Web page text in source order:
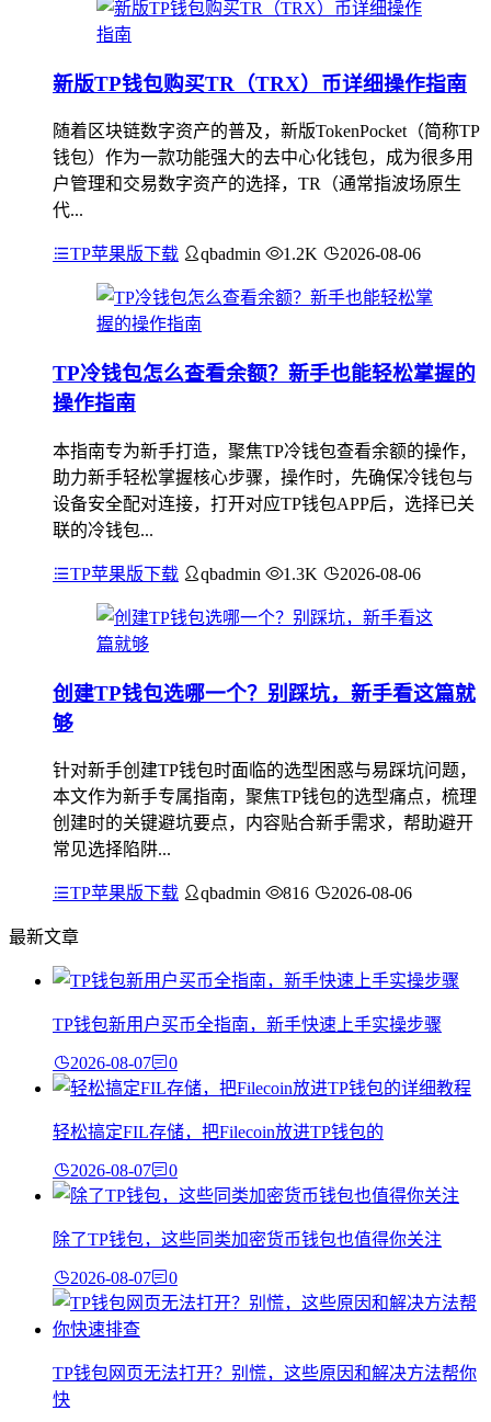
新版TP钱包购买TR（TRX）币详细操作指南
随着区块链数字资产的普及，新版TokenPocket（简称TP
钱包）作为一款功能强大的去中心化钱包，成为很多用
户管理和交易数字资产的选择，TR（通常指波场原生
代...
TP苹果版下载 qbadmin 1.2K 2026-08-06
TP冷钱包怎么查看余额？新手也能轻松掌握的
操作指南
本指南专为新手打造，聚焦TP冷钱包查看余额的操作，
助力新手轻松掌握核心步骤，操作时，先确保冷钱包与
设备安全配对连接，打开对应TP钱包APP后，选择已关
联的冷钱包...
TP苹果版下载 qbadmin 1.3K 2026-08-06
创建TP钱包选哪一个？别踩坑，新手看这篇就
够
针对新手创建TP钱包时面临的选型困惑与易踩坑问题，
本文作为新手专属指南，聚焦TP钱包的选型痛点，梳理
创建时的关键避坑要点，内容贴合新手需求，帮助避开
常见选择陷阱...
TP苹果版下载 qbadmin 816 2026-08-06
最新文章
TP钱包新用户买币全指南，新手快速上手实操步骤
2026-08-07 0
轻松搞定FIL存储，把Filecoin放进TP钱包的
2026-08-07 0
除了TP钱包，这些同类加密货币钱包也值得你关注
2026-08-07 0
TP钱包网页无法打开？别慌，这些原因和解决方法帮你
快